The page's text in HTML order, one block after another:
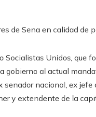
de Sena en calidad de
Unidos, que
gobierno al actual
nacional, ex
y extendente de la